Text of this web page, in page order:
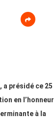
a présidé ce 25
en l’honneur
à la